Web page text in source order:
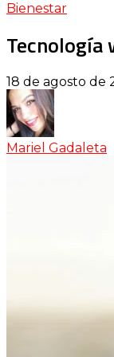
Bienestar
Tecnología
18 de agosto de
Mariel Gadaleta